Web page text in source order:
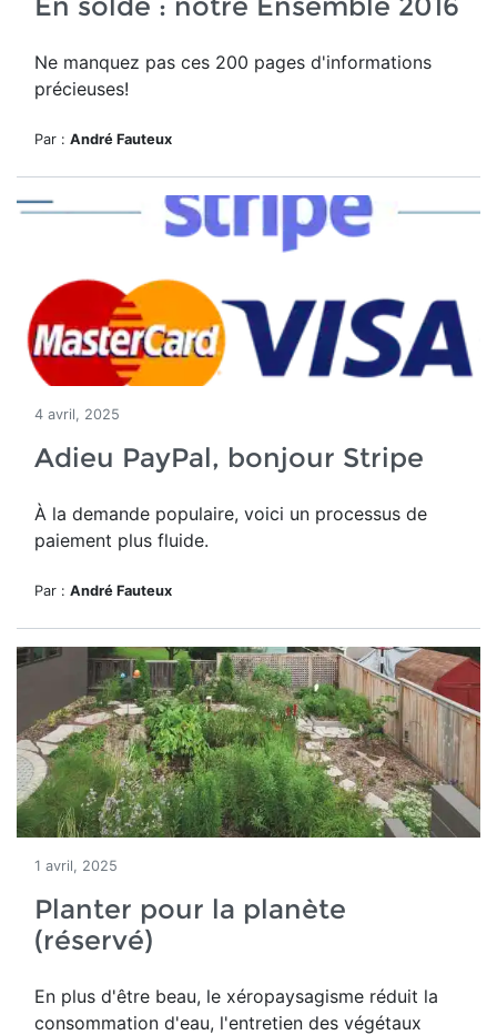
Ne manquez pas ces 200 pages d'informations
précieuses!
Par : André Fauteux
4 avril, 2025
Adieu PayPal, bonjour Stripe
À la demande populaire, voici un processus de
paiement plus fluide.
Par : André Fauteux
1 avril, 2025
Planter pour la planète
(réservé)
En plus d'être beau, le xéropaysagisme réduit la
consommation d'eau, l'entretien des végétaux